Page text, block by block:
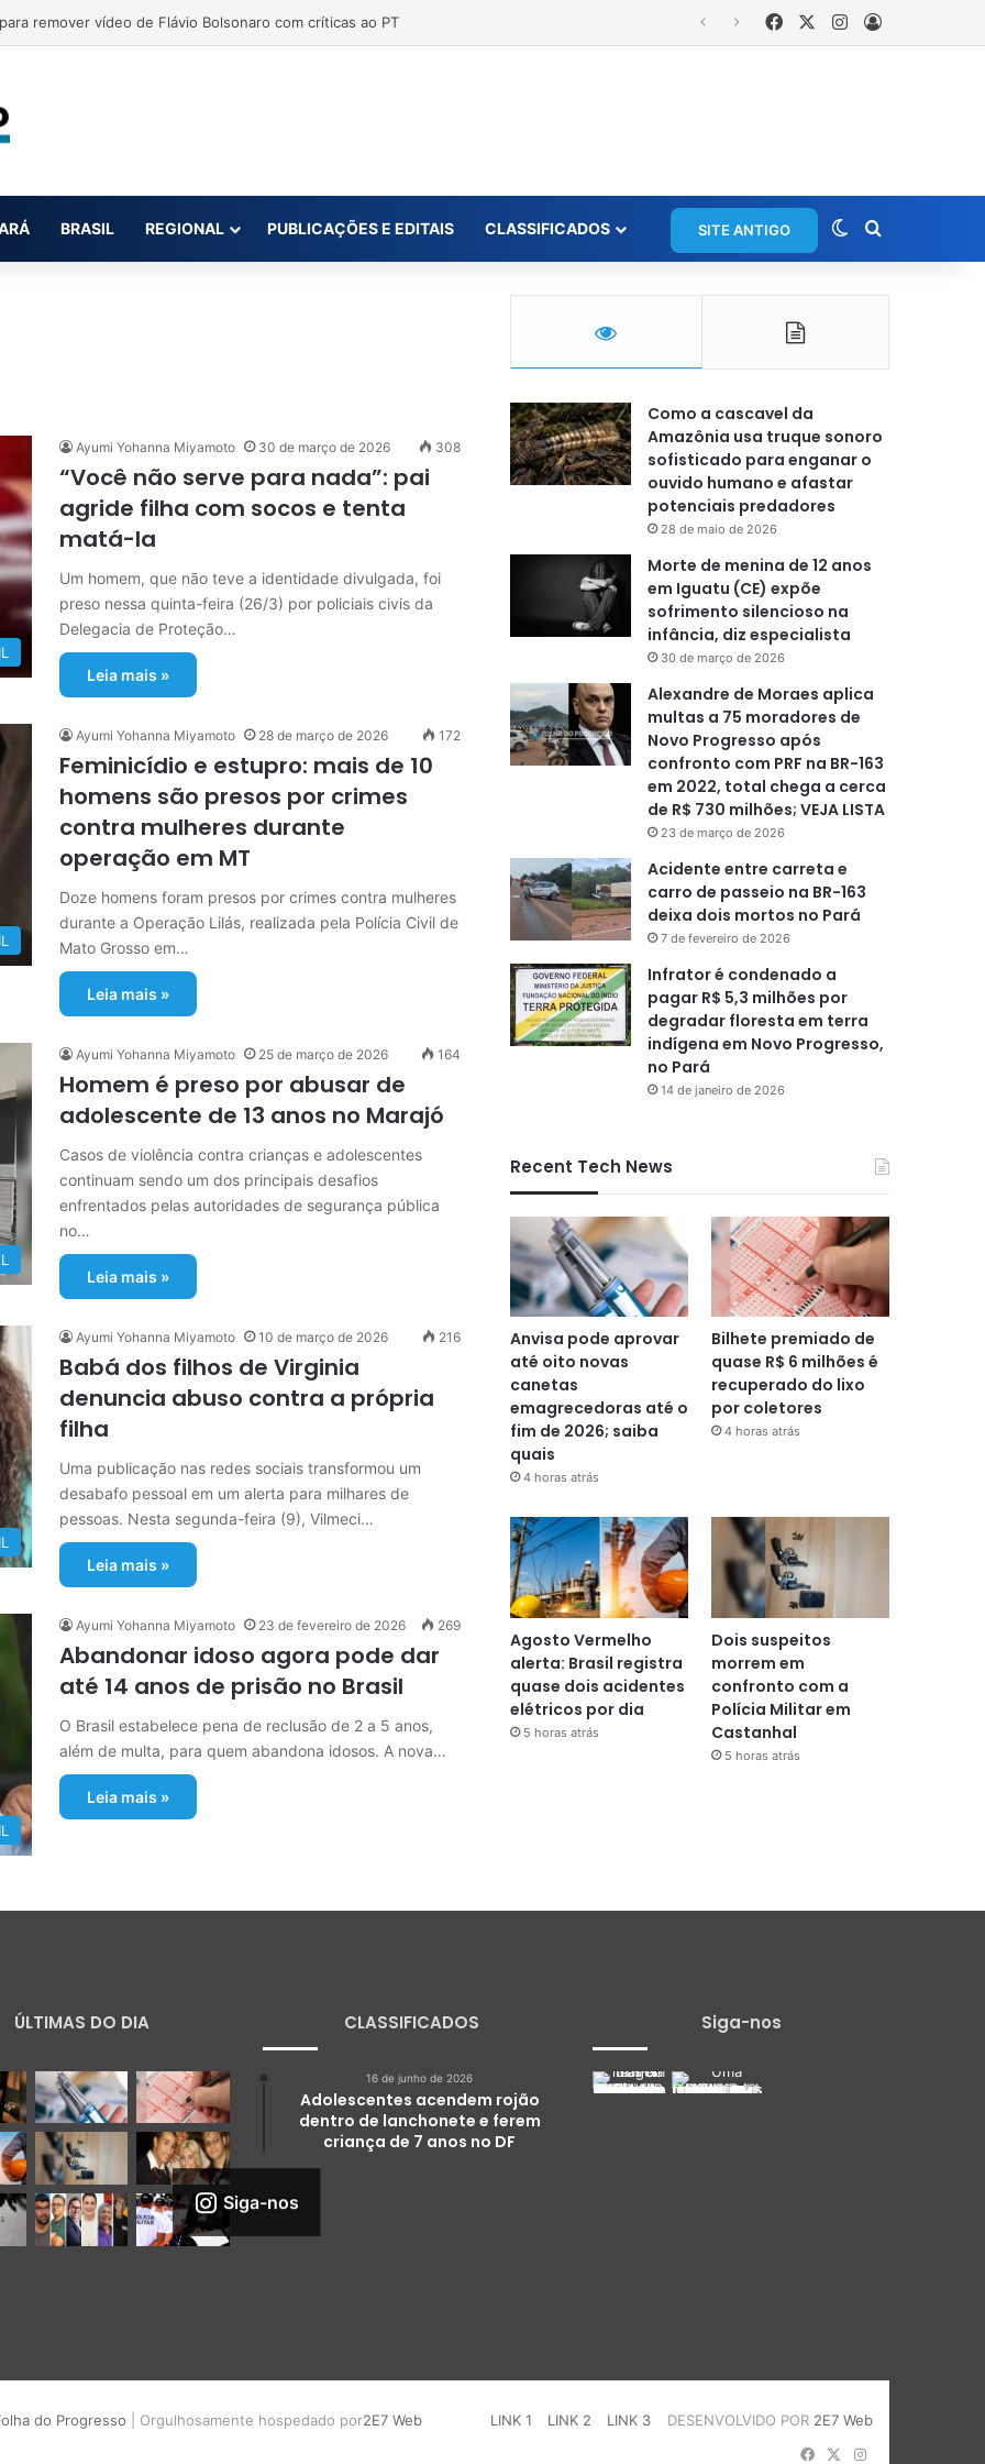
até oito novas canetas emagrecedoras até o fim de 2026; saiba quais FacebookInstagram
BRASIL REGIONAL PUBLICAÇÕES E EDITAIS CLASSIFICADOS SITE ANTIGO Switch skin
Ayumi Yohanna Miyamoto 30 de março de 2026 308
“Você não serve para nada”: pai
agride filha com socos e tenta
matá-la
Um homem, que não teve a identidade divulgada, foi
preso nessa quinta-feira (26/3) por policiais civis da
Delegacia de Proteção…
Leia mais »
Ayumi Yohanna Miyamoto 28 de março de 2026 172
Feminicídio e estupro: mais de 10
homens são presos por crimes
contra mulheres durante
operação em MT
Doze homens foram presos por crimes contra mulheres
durante a Operação Lilás, realizada pela Polícia Civil de
Mato Grosso em…
Leia mais »
Ayumi Yohanna Miyamoto 25 de março de 2026 164
Homem é preso por abusar de
adolescente de 13 anos no Marajó
Casos de violência contra crianças e adolescentes
continuam sendo um dos principais desafios
enfrentados pelas autoridades de segurança pública
no…
Leia mais »
Ayumi Yohanna Miyamoto 10 de março de 2026 216
Babá dos filhos de Virginia
denuncia abuso contra a própria
filha
Uma publicação nas redes sociais transformou um
desabafo pessoal em um alerta para milhares de
pessoas. Nesta segunda-feira (9), Vilmeci…
Leia mais »
Ayumi Yohanna Miyamoto 23 de fevereiro de 2026 269
Abandonar idoso agora pode dar
até 14 anos de prisão no Brasil
O Brasil estabelece pena de reclusão de 2 a 5 anos,
além de multa, para quem abandona idosos. A nova…
Leia mais »
Como a cascavel da
Amazônia usa truque sonoro
sofisticado para enganar o
ouvido humano e afastar
potenciais predadores
28 de maio de 2026
Morte de menina de 12 anos
em Iguatu (CE) expõe
sofrimento silencioso na
infância, diz especialista
30 de março de 2026
Alexandre de Moraes aplica
multas a 75 moradores de
Novo Progresso após
confronto com PRF na BR-163
em 2022, total chega a cerca
de R$ 730 milhões; VEJA LISTA
23 de março de 2026
Acidente entre carreta e
carro de passeio na BR-163
deixa dois mortos no Pará
7 de fevereiro de 2026
Infrator é condenado a
pagar R$ 5,3 milhões por
degradar floresta em terra
indígena em Novo Progresso,
no Pará
14 de janeiro de 2026
Recent Tech News
Anvisa pode aprovar
até oito novas
canetas
emagrecedoras até o
fim de 2026; saiba
quais
4 horas atrás
Bilhete premiado de
quase R$ 6 milhões é
recuperado do lixo
por coletores
4 horas atrás
Agosto Vermelho
alerta: Brasil registra
quase dois acidentes
elétricos por dia
5 horas atrás
Dois suspeitos
morrem em
confronto com a
Polícia Militar em
Castanhal
5 horas atrás
Siga-nos
ÚLTIMAS DO DIA CLASSIFICADOS
16 de junho de 2026
Adolescentes acendem rojão
dentro de lanchonete e ferem
criança de 7 anos no DF
Siga-nos
do Progresso | Orgulhosamente hospedado por2E7 Web DESENVOLVIDO POR 2E7 Web
LINK 1 LINK 2
LINK 3
FacebookInstagram